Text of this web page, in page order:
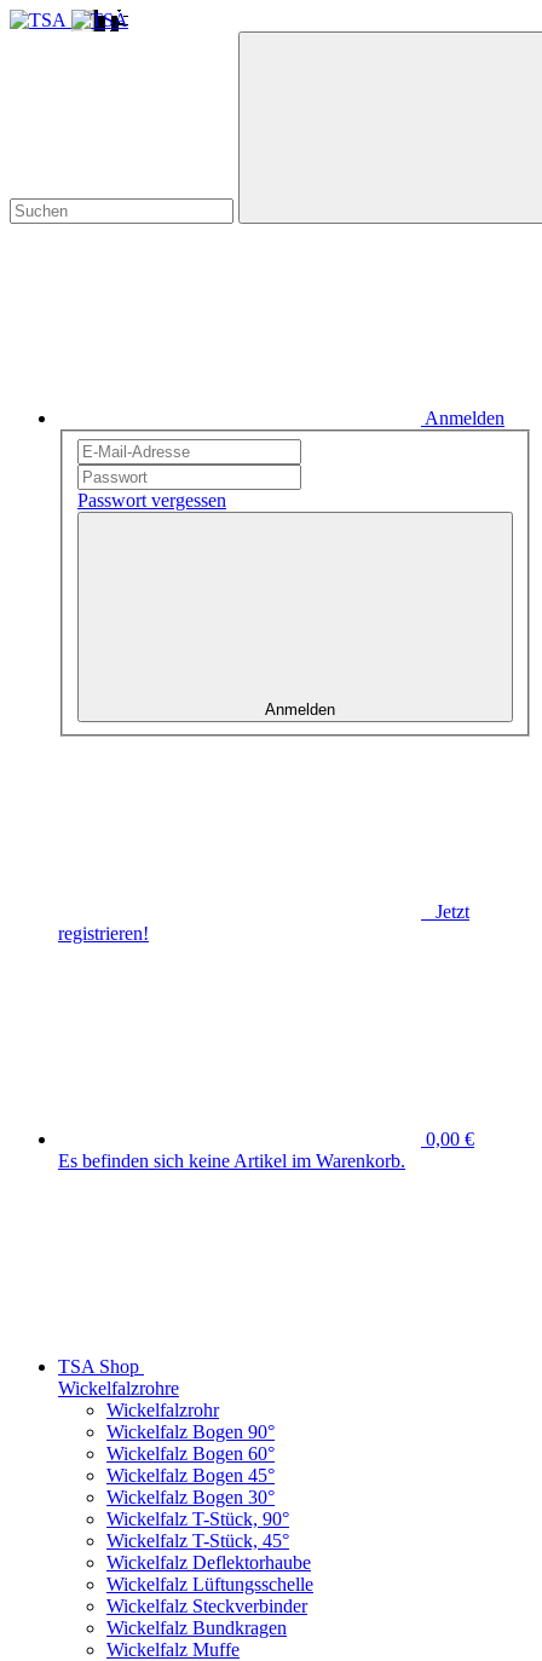
Anmelden
Passwort vergessen
Anmelden
Jetzt
registrieren!
0,00 €
Es befinden sich keine Artikel im Warenkorb.
TSA Shop
Wickelfalzrohre
Wickelfalzrohr
Wickelfalz Bogen 90°
Wickelfalz Bogen 60°
Wickelfalz Bogen 45°
Wickelfalz Bogen 30°
Wickelfalz T-Stück, 90°
Wickelfalz T-Stück, 45°
Wickelfalz Deflektorhaube
Wickelfalz Lüftungsschelle
Wickelfalz Steckverbinder
Wickelfalz Bundkragen
Wickelfalz Muffe